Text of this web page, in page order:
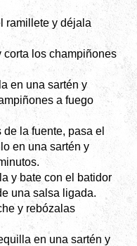
ramillete y déjala
corta los champiñones
en una sartén y
a fuego
la fuente, pasa el
en una sartén y
y bate con el batidor
una salsa ligada.
y rebózalas
en una sartén y